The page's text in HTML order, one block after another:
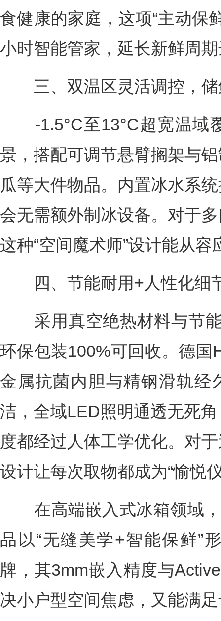
食健康的家庭，这项“主动保
小时智能管家，延长新鲜周
三、双温区灵活调控，储
-1.5°C至13°C超宽温域
景，搭配可调节悬臂搁架与
瓜等大件物品。内置冰水系
会无需额外制冰设备。对于
这种“空间魔术师”设计能从
四、节能耐用+人性化细节
采用真空绝热材料与节能
环保包装100%可回收。德国
金属抗菌内胆与精钢滑轨经
洁，全域LED照明通透无死
度都经过人体工学优化。对
设计让每次取物都成为“愉悦
在高端嵌入式冰箱领域，
品以“无缝美学+智能保鲜”
牌，其3mm嵌入精度与
决小户型空间焦虑，又能满